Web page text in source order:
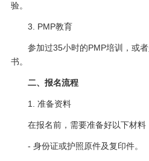
验。
3. PMP教育
参加过35小时的PMP培训，或者
书。
二、报名流程
1. 准备资料
在报名前，需要准备好以下材料
- 身份证或护照原件及复印件。